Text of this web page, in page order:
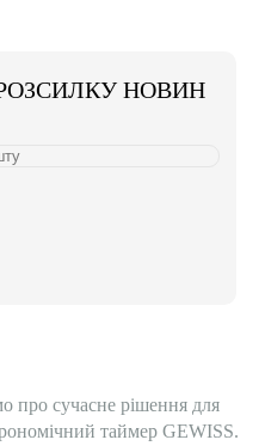
НОВИН
про сучасне рішення для
таймер GEWISS.